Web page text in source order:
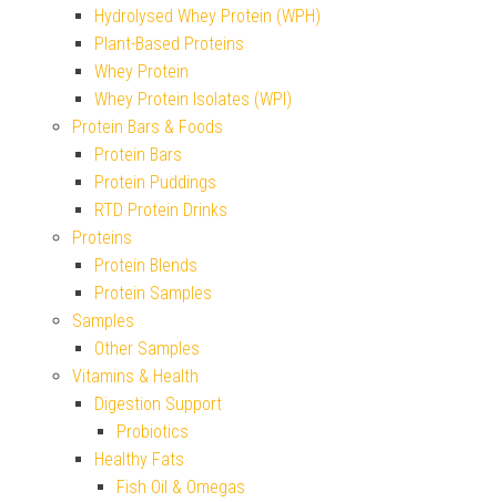
Hydrolysed Whey Protein (WPH)
Plant-Based Proteins
Whey Protein
Whey Protein Isolates (WPI)
Protein Bars & Foods
Protein Bars
Protein Puddings
RTD Protein Drinks
Proteins
Protein Blends
Protein Samples
Samples
Other Samples
Vitamins & Health
Digestion Support
Probiotics
Healthy Fats
Fish Oil & Omegas